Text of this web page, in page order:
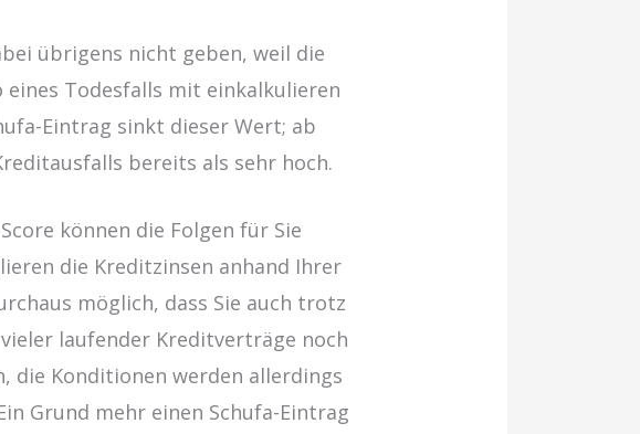
übrigens nicht geben, weil die
eines Todesfalls mit einkalkulieren
Eintrag sinkt dieser Wert; ab
bereits als sehr hoch.
können die Folgen für Sie
die Kreditzinsen anhand Ihrer
möglich, dass Sie auch trotz
laufender Kreditverträge noch
die Konditionen werden allerdings
Grund mehr einen Schufa-Eintrag